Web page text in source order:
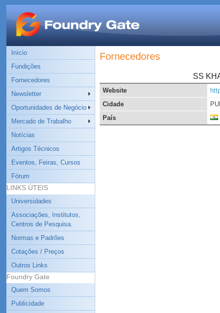
Início
Fundições
Fornecedores
Newsletter
Oportunidades de Negócio
Mercado de Trabalho
Notícias
Artigos Técnicos
Eventos, Feiras, Cursos
Fórum
LINKS ÚTEIS
Universidades
Associações, Institutos,
Centros de Pesquisa.
Normas e Padrões
Cotações / Preços
Outros Links
Foundry Gate
Quem Somos
Publicidade
Fornecedores
SS
Website
Cidade
País